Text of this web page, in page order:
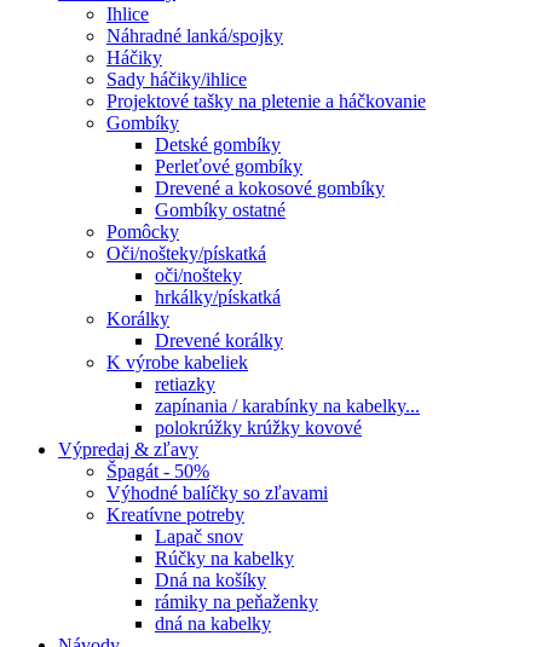
Ihlice
Náhradné lanká/spojky
Háčiky
Sady háčiky/ihlice
Projektové tašky na pletenie a háčkovanie
Gombíky
Detské gombíky
Perleťové gombíky
Drevené a kokosové gombíky
Gombíky ostatné
Pomôcky
Oči/nošteky/pískatká
oči/nošteky
hrkálky/pískatká
Korálky
Drevené korálky
K výrobe kabeliek
retiazky
zapínania / karabínky na kabelky...
polokrúžky krúžky kovové
Výpredaj & zľavy
Špagát - 50%
Výhodné balíčky so zľavami
Kreatívne potreby
Lapač snov
Rúčky na kabelky
Dná na košíky
rámiky na peňaženky
dná na kabelky